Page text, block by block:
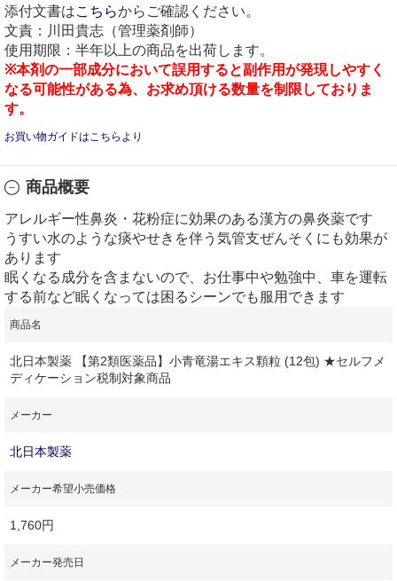
添付文書はこちらからご確認ください。
文責：川田貴志（管理薬剤師）
使用期限：半年以上の商品を出荷します。
※本剤の一部成分において誤用すると副作用が発現しやすく
なる可能性がある為、お求め頂ける数量を制限しておりま
す。
お買い物ガイドはこちらより
商品概要
アレルギー性鼻炎・花粉症に効果のある漢方の鼻炎薬です
うすい水のような痰やせきを伴う気管支ぜんそくにも効果が
あります
眠くなる成分を含まないので、お仕事中や勉強中、車を運転
する前など眠くなっては困るシーンでも服用できます
商品名
北日本製薬 【第2類医薬品】小青竜湯エキス顆粒 (12包) ★セルフメ
ディケーション税制対象商品
メーカー
北日本製薬
メーカー希望小売価格
1,760円
メーカー発売日